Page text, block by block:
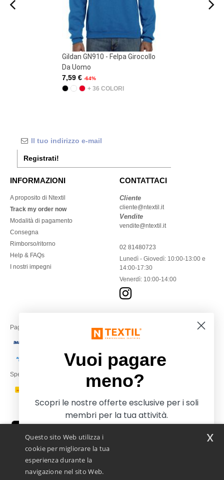
Gildan GN910 - Felpa Girocollo
Da Uomo
7,59 € -64%
+ 36 COLORI
Gildan GN940 - Felpa Con
Cappuccio
10,98 €-63%
+ 46 COLORI
Registrati!
INFORMAZIONI
A proposito di Ntextil
Track my order now
Modalità di pagamento
Consegna
Rimborso/ritorno
Help & FAQs
I nostri impegni
CONTATTACI
Cliente
cliente@ntextil.it
Vendite
vendite@ntextil.it
02 81480723
Lunedì - Giovedì: 10:00-13:00 e
14:00-17:30
Venerdì: 10:00-14:00
Paga con
Spediamo con
Questo sito Web utilizza i
cookie per migliorare la tua
esperienza durante la
navigazione nel sito Web.
x
Vuoi pagare
meno?
Scopri le nostre offerte esclusive per i soli
membri per la tua attività.